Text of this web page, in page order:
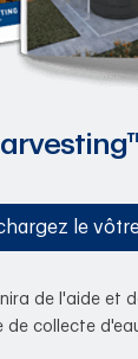
le
de l'aide et
de collecte